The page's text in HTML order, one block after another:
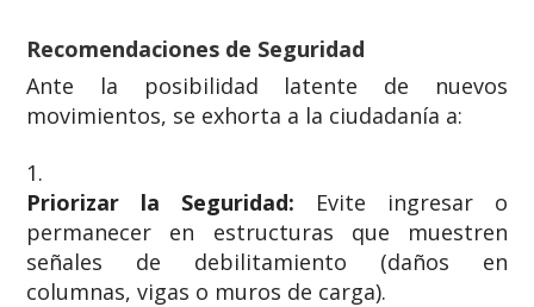
Recomendaciones de Seguridad
Ante la posibilidad latente de nuevos
movimientos, se exhorta a la ciudadanía a:
Priorizar la Seguridad: Evite ingresar o
permanecer en estructuras que muestren
señales de debilitamiento (daños en
columnas, vigas o muros de carga).